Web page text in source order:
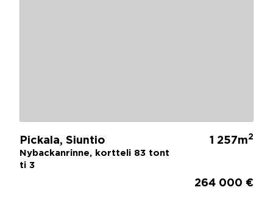
Pickala, Siuntio
Nybackanrinne, kortteli 83 tont
ti 3
1 257m2
264 000 €